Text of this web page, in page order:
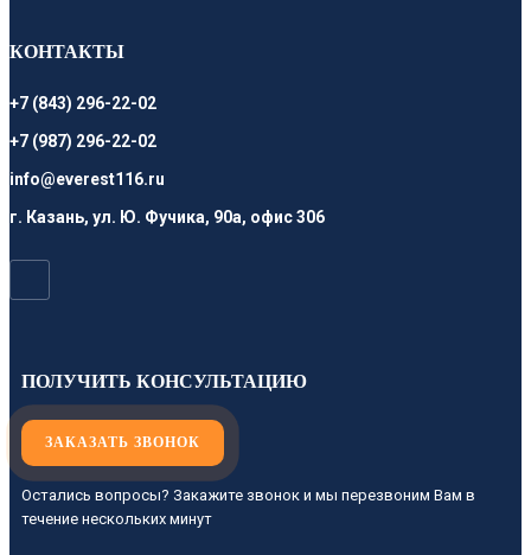
КОНТАКТЫ
+7 (843) 296-22-02
+7 (987) 296-22-02
info@everest116.ru
г. Казань, ул. Ю. Фучика, 90а, офис 306
ПОЛУЧИТЬ КОНСУЛЬТАЦИЮ
ЗАКАЗАТЬ ЗВОНОК
Остались вопросы? Закажите звонок и мы перезвоним Вам в
течение нескольких минут